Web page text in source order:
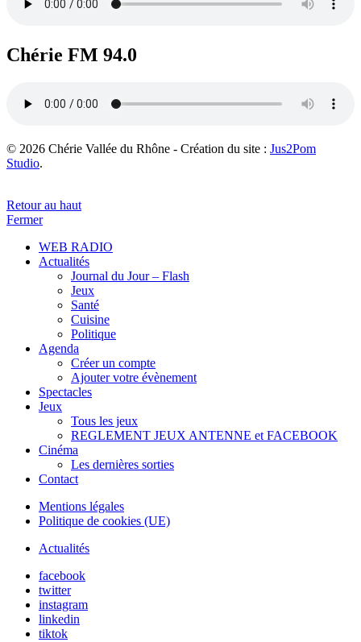
Chérie FM 94.0
© 2026 Chérie Vallée du Rhône - Création du site : Jus2Pom
Studio.
Retour au haut
Fermer
WEB RADIO
Actualités
Journal du Jour – Flash
Jeux
Santé
Cuisine
Politique
Agenda
Créer un compte
Ajouter votre évènement
Spectacles
Jeux
Tous les jeux
REGLEMENT JEUX ANTENNE et FACEBOOK
Cinéma
Les dernières sorties
Contact
Mentions légales
Politique de cookies (UE)
Actualités
facebook
twitter
instagram
linkedin
tiktok